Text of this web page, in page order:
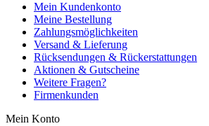
Mein Kundenkonto
Meine Bestellung
Zahlungsmöglichkeiten
Versand & Lieferung
Rücksendungen & Rückerstattungen
Aktionen & Gutscheine
Weitere Fragen?
Firmenkunden
Mein Konto